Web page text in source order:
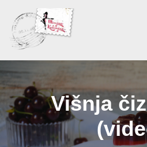
Skoči
na
Višnja